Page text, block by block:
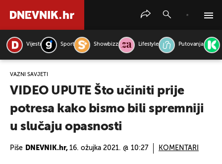
Vijesti Sport Showbizz Lifestyle Putovanja
VAŽNI SAVJETI
VIDEO UPUTE Što učiniti prije
potresa kako bismo bili spremniji
u slučaju opasnosti
Piše DNEVNIK.hr, 16. ožujka 2021. @ 10:27 KOMENTARI
PRETRAŽITE VIJESTI